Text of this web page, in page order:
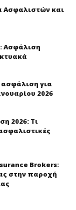
Ασφαλιστών και
Ασφάλιση
για
2026
2026: Τι
Brokers:
στην παροχή